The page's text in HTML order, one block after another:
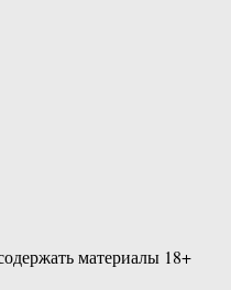
материалы 18+